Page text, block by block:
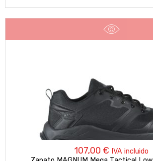
107,00 € IVA incluido